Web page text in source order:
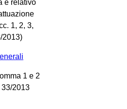
e relativo
1, 2, 3,
2013)
1 e 2
33/2013